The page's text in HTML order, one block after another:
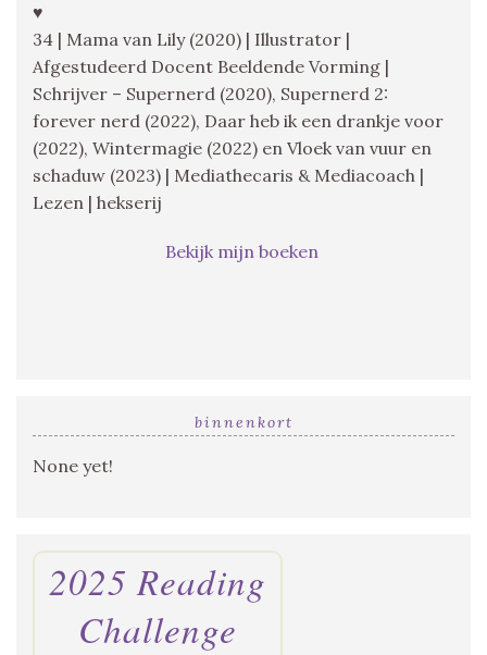
♥
34 | Mama van Lily (2020) | Illustrator |
Afgestudeerd Docent Beeldende Vorming |
Schrijver – Supernerd (2020), Supernerd 2:
forever nerd (2022), Daar heb ik een drankje voor
(2022), Wintermagie (2022) en Vloek van vuur en
schaduw (2023) | Mediathecaris & Mediacoach |
Lezen | hekserij
Bekijk mijn boeken
binnenkort
None yet!
2025 Reading
Challenge